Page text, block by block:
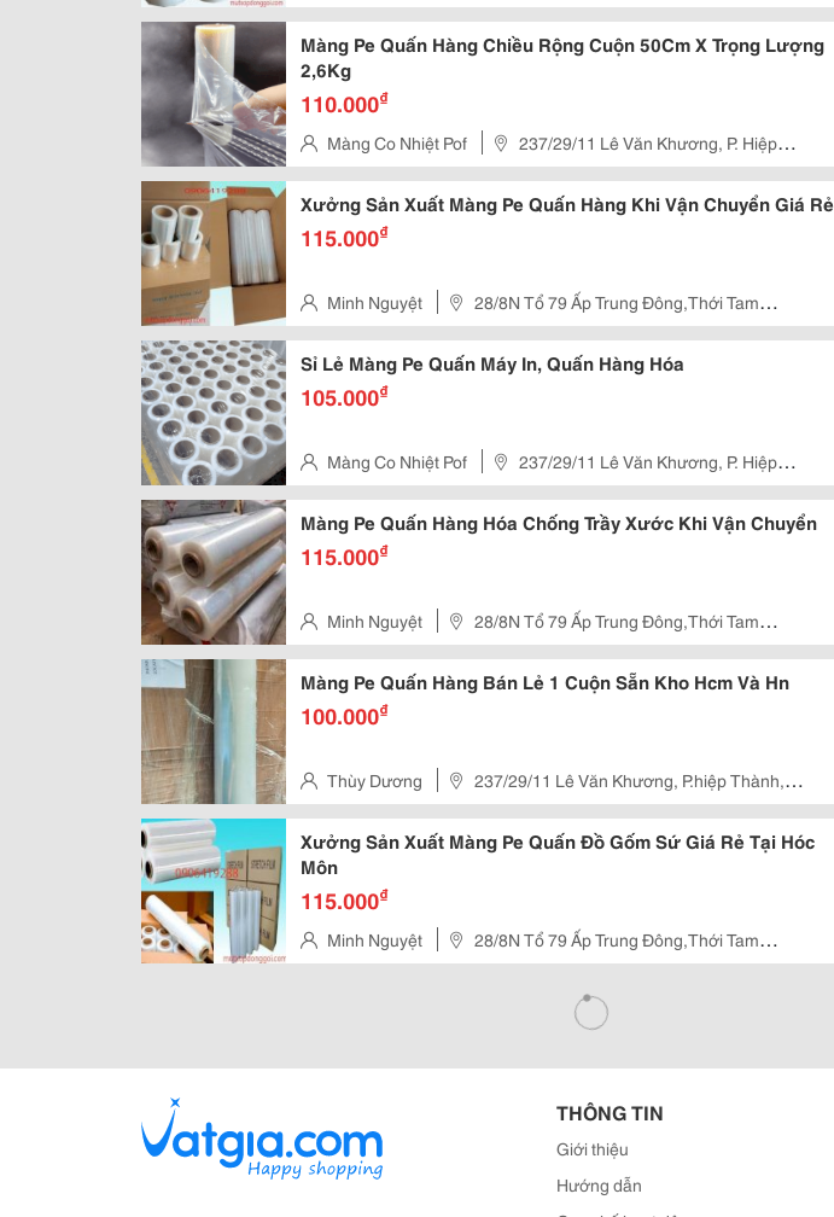
Thôn,Hóc Môn, Tphcm
Màng Pe Quấn Hàng Chiều Rộng Cuộn 50Cm X Trọng Lượng
2,6Kg
110.000₫
Màng Co Nhiệt Pof
237/29/11 Lê Văn Khương, P. Hiệp
Thành, Quận 12
Xưởng Sản Xuất Màng Pe Quấn Hàng Khi Vận Chuyển Giá Rẻ
115.000₫
Minh Nguyệt
28/8N Tổ 79 Ấp Trung Đông,Thới Tam
Thôn,Hóc Môn, Tphcm
Sỉ Lẻ Màng Pe Quấn Máy In, Quấn Hàng Hóa
105.000₫
Màng Co Nhiệt Pof
237/29/11 Lê Văn Khương, P. Hiệp
Thành, Quận 12
Màng Pe Quấn Hàng Hóa Chống Trầy Xước Khi Vận Chuyển
115.000₫
Minh Nguyệt
28/8N Tổ 79 Ấp Trung Đông,Thới Tam
Thôn,Hóc Môn, Tphcm
Màng Pe Quấn Hàng Bán Lẻ 1 Cuộn Sẵn Kho Hcm Và Hn
100.000₫
Thùy Dương
237/29/11 Lê Văn Khương, P.hiệp Thành,
Q.12, Tp.hcm
Xưởng Sản Xuất Màng Pe Quấn Đồ Gốm Sứ Giá Rẻ Tại Hóc
Môn
115.000₫
Minh Nguyệt
28/8N Tổ 79 Ấp Trung Đông,Thới Tam
Thôn,Hóc Môn, Tphcm
THÔNG TIN
Giới thiệu
Hướng dẫn